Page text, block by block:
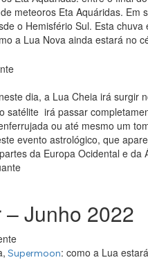
meteoros Eta Aquáridas. Em
o Hemisfério Sul. Esta
a Lua Nova ainda estará no
dia, a Lua Cheia irá surgir
satélite irá passar
ou até mesmo um
evento astrológico, que
da Europa Ocidental e da
Junho 2022
Supermoon: como a Lua